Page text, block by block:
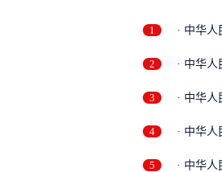
1 · 中华
2 · 中华
3 · 中华
4 · 中华
5 · 中华